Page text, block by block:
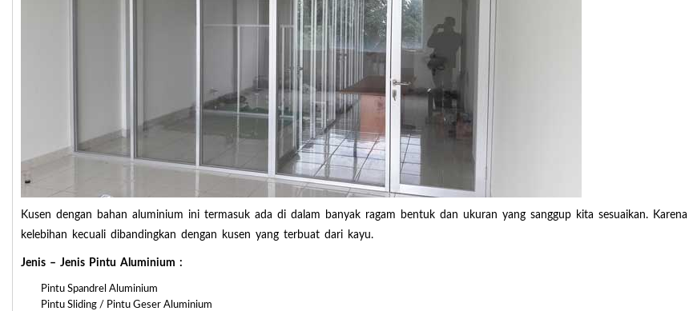
Kusen dengan bahan aluminium ini termasuk ada di dalam banyak ragam bentuk dan ukuran yang sanggup kita sesuaikan.
kelebihan kecuali dibandingkan dengan kusen yang terbuat dari kayu.
Jenis – Jenis Pintu Aluminium :
Pintu Spandrel Aluminium
Pintu Sliding / Pintu Geser Aluminium